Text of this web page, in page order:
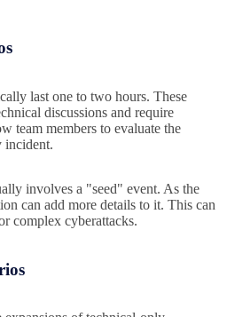
last one to two hours. These
discussions and require
team members to evaluate the
incident.
involves a "seed" event. As the
can add more details to it. This can
complex cyberattacks.